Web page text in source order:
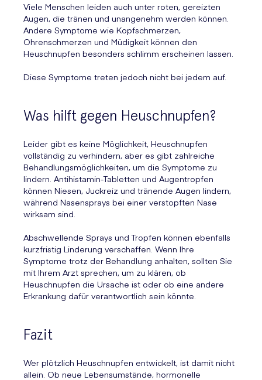
Viele Menschen leiden auch unter roten, gereizten
Augen, die tränen und unangenehm werden können.
Andere Symptome wie Kopfschmerzen,
Ohrenschmerzen und Müdigkeit können den
Heuschnupfen besonders schlimm erscheinen lassen.
Diese Symptome treten jedoch nicht bei jedem auf.
Was hilft gegen Heuschnupfen?
Leider gibt es keine Möglichkeit, Heuschnupfen
vollständig zu verhindern, aber es gibt zahlreiche
Behandlungsmöglichkeiten, um die Symptome zu
lindern. Antihistamin-Tabletten und Augentropfen
können Niesen, Juckreiz und tränende Augen lindern,
während Nasensprays bei einer verstopften Nase
wirksam sind.
Abschwellende Sprays und Tropfen können ebenfalls
kurzfristig Linderung verschaffen. Wenn Ihre
Symptome trotz der Behandlung anhalten, sollten Sie
mit Ihrem Arzt sprechen, um zu klären, ob
Heuschnupfen die Ursache ist oder ob eine andere
Erkrankung dafür verantwortlich sein könnte.
Fazit
Wer plötzlich Heuschnupfen entwickelt, ist damit nicht
allein. Ob neue Lebensumstände, hormonelle